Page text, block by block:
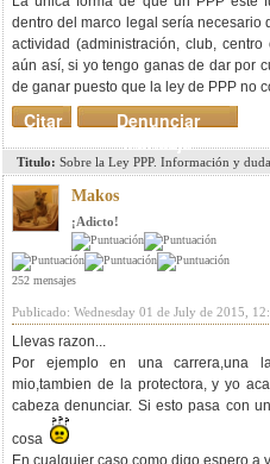
dentro del marco legal sería necesario
actividad (administración, club,
aún así, si yo tengo ganas de dar por
de ganar puesto que la ley de PPP no
Denunciar
mensaje
Citar
Titulo: Sobre la Ley PPP. Información y
Makos
¡Adicto!
252 mensajes
Publicado: Wednesday 01 de July de 2015,
Llevas razon...
Por ejemplo en una carrera,una
mio,tambien de la protectora, y yo
cabeza denunciar. Si esto pasa con
cosa